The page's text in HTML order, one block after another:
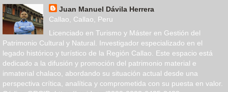
Juan Manuel Dávila Herrera
Callao, Callao, Peru
Licenciado en Turismo y Máster en Gestión del
Patrimonio Cultural y Natural. Investigador especializado en el
legado histórico y turístico de la Región Callao. Este espacio está
dedicado a la difusión y promoción del patrimonio material e
inmaterial chalaco, abordando su situación actual desde una
perspectiva crítica, analítica y comprometida con su puesta en valor.